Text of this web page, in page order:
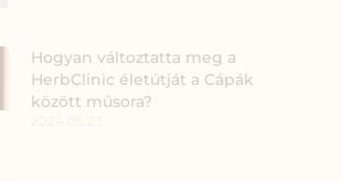
Hogyan változtatta meg a
HerbClinic életútját a Cápák
között műsora?